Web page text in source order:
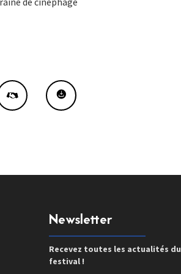
Newsletter
Recevez toutes les actualités du
festival !